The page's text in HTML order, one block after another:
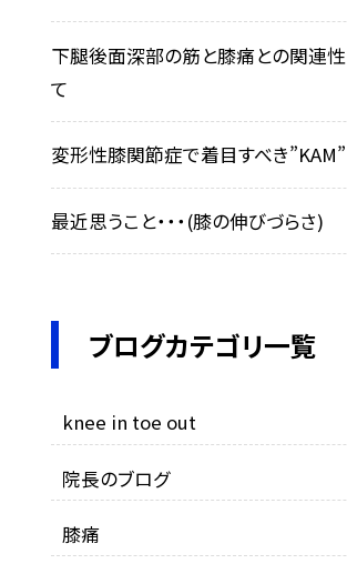
下腿後面深部の筋と膝痛との関連
て
変形性膝関節症で着目すべき
最近思うこと・・・(膝の伸びづらさ)
ブログカテゴリ一覧
knee in toe out
院長のブログ
膝痛